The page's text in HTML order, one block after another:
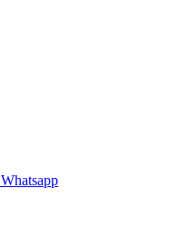
Whatsapp